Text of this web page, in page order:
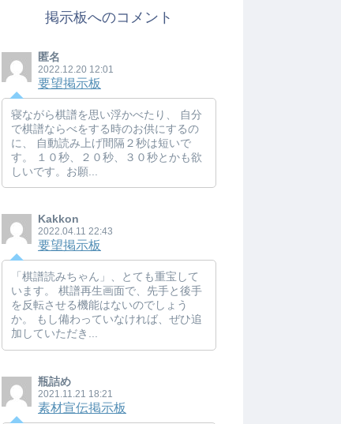
掲示板へのコメント
匿名
2022.12.20 12:01
要望掲示板
寝ながら棋譜を思い浮かべたり、 自分
で棋譜ならべをする時のお供にするの
に、 自動読み上げ間隔２秒は短いで
す。 １０秒、２０秒、３０秒とかも欲
しいです。お願...
Kakkon
2022.04.11 22:43
要望掲示板
「棋譜読みちゃん」、とても重宝して
います。 棋譜再生画面で、先手と後手
を反転させる機能はないのでしょう
か。 もし備わっていなければ、ぜひ追
加していただき...
瓶詰め
2021.11.21 18:21
素材宣伝掲示板